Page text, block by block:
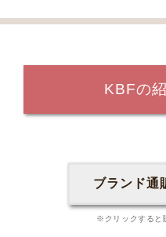
KBFの
ブランド通
※クリックすると